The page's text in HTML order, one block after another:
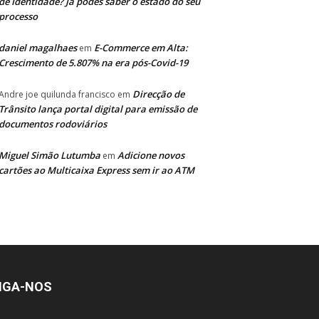
processo
daniel magalhaesem E-Commerce em Alta:
Crescimento de 5.807% na era pós-Covid-19
joe quilunda francisco em Direcção de
Trânsito lança portal digital para emissão de
documentos rodoviários
Miguel Simão Lutumba em Adicione novos
cartões ao Multicaixa Express sem ir ao ATM
NOS